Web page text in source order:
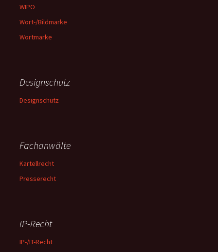
WIPO
Wort-/Bildmarke
Wortmarke
Designschutz
Designschutz
Fachanwälte
Kartellrecht
Presserecht
IP-Recht
IP-/IT-Recht